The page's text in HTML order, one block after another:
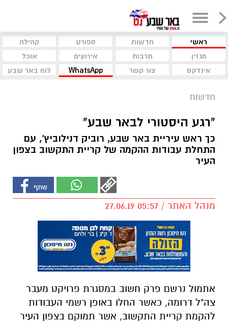
ראשי חדשות ספורט
קהילה
מגזין
תרבות אירועים
אוכל
אינדקס
צור קשר WhatsApp לוח באר שבע
חדשות
"רגע היסטורי לבאר שבע"
כך ראש עיריית באר שבע, רוביק דנילוביץ', עם
התחלת עבודות ההקמה של קריית התקשוב בצפון
העיר
מנהל האתר / 05:57 27.06.19
אתמול נרשם פרק חשוב במסגרת פרויקט מעבר
צה"ל דרומה, כאשר החלו באופן רשמי העבודות
להקמת קריית התקשוב, אשר תמוקם בצפון העיר